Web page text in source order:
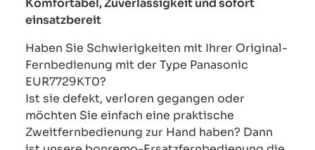
Komfortabel, Zuverlässigkeit und sofort
einsatzbereit
Haben Sie Schwierigkeiten mit Ihrer Original-
Fernbedienung mit der Type Panasonic
EUR7729KT0?
Ist sie defekt, verloren gegangen oder
möchten Sie einfach eine praktische
Zweitfernbedienung zur Hand haben? Dann